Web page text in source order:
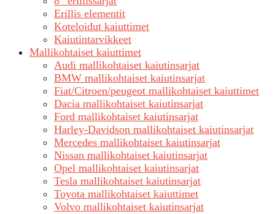
Erillis elementit
Koteloidut kaiuttimet
Kaiutintarvikkeet
Mallikohtaiset kaiuttimet
Audi mallikohtaiset kaiutinsarjat
BMW mallikohtaiset kaiutinsarjat
Fiat/Citroen/peugeot mallikohtaiset kaiuttimet
Dacia mallikohtaiset kaiutinsarjat
Ford mallikohtaiset kaiutinsarjat
Harley-Davidson mallikohtaiset kaiutinsarjat
Mercedes mallikohtaiset kaiutinsarjat
Nissan mallikohtaiset kaiutinsarjat
Opel mallikohtaiset kaiutinsarjat
Tesla mallikohtaiset kaiutinsarjat
Toyota mallikohtaiset kaiuttimet
Volvo mallikohtaiset kaiutinsarjat